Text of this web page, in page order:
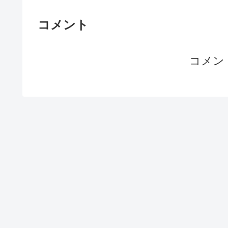
コメント
コメン